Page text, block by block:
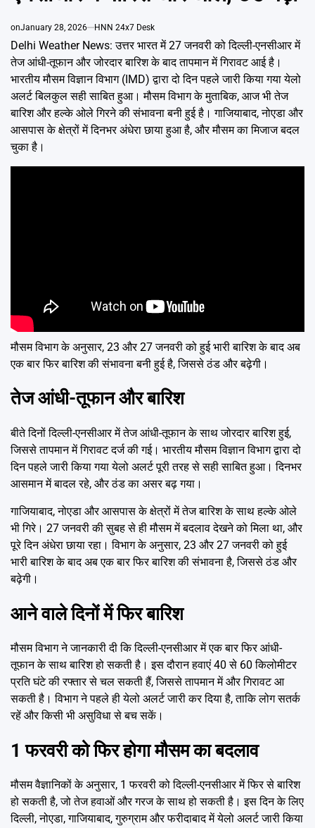
onJanuary 28, 2026 HNN 24x7 Desk
Delhi Weather News: उत्तर भारत में 27 जनवरी को दिल्ली-एनसीआर में
तेज आंधी-तूफान और जोरदार बारिश के बाद तापमान में गिरावट आई है।
भारतीय मौसम विज्ञान विभाग (IMD) द्वारा दो दिन पहले जारी किया गया येलो
अलर्ट बिलकुल सही साबित हुआ। मौसम विभाग के मुताबिक, आज भी तेज
बारिश और हल्के ओले गिरने की संभावना बनी हुई है। गाजियाबाद, नोएडा और
आसपास के क्षेत्रों में दिनभर अंधेरा छाया हुआ है, और मौसम का मिजाज बदल
चुका है।
मौसम विभाग के अनुसार, 23 और 27 जनवरी को हुई भारी बारिश के बाद अब
एक बार फिर बारिश की संभावना बनी हुई है, जिससे ठंड और बढ़ेगी।
तेज आंधी-तूफान और बारिश
बीते दिनों दिल्ली-एनसीआर में तेज आंधी-तूफान के साथ जोरदार बारिश हुई,
जिससे तापमान में गिरावट दर्ज की गई। भारतीय मौसम विज्ञान विभाग द्वारा दो
दिन पहले जारी किया गया येलो अलर्ट पूरी तरह से सही साबित हुआ। दिनभर
आसमान में बादल रहे, और ठंड का असर बढ़ गया।
गाजियाबाद, नोएडा और आसपास के क्षेत्रों में तेज बारिश के साथ हल्के ओले
भी गिरे। 27 जनवरी की सुबह से ही मौसम में बदलाव देखने को मिला था, और
पूरे दिन अंधेरा छाया रहा। विभाग के अनुसार, 23 और 27 जनवरी को हुई
भारी बारिश के बाद अब एक बार फिर बारिश की संभावना है, जिससे ठंड और
बढ़ेगी।
आने वाले दिनों में फिर बारिश
मौसम विभाग ने जानकारी दी कि दिल्ली-एनसीआर में एक बार फिर आंधी-
तूफान के साथ बारिश हो सकती है। इस दौरान हवाएं 40 से 60 किलोमीटर
प्रति घंटे की रफ्तार से चल सकती हैं, जिससे तापमान में और गिरावट आ
सकती है। विभाग ने पहले ही येलो अलर्ट जारी कर दिया है, ताकि लोग सतर्क
रहें और किसी भी असुविधा से बच सकें।
1 फरवरी को फिर होगा मौसम का बदलाव
मौसम वैज्ञानिकों के अनुसार, 1 फरवरी को दिल्ली-एनसीआर में फिर से बारिश
हो सकती है, जो तेज हवाओं और गरज के साथ हो सकती है। इस दिन के लिए
दिल्ली, नोएडा, गाजियाबाद, गुरुग्राम और फरीदाबाद में येलो अलर्ट जारी किया